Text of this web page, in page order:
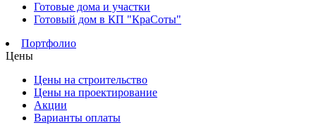
Готовые дома и участки
Готовый дом в КП "КраСоты"
Портфолио
Цены
Цены на строительство
Цены на проектирование
Акции
Варианты оплаты